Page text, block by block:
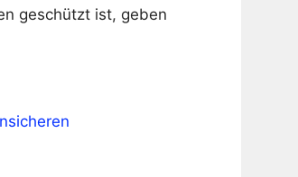
geschützt ist, geben